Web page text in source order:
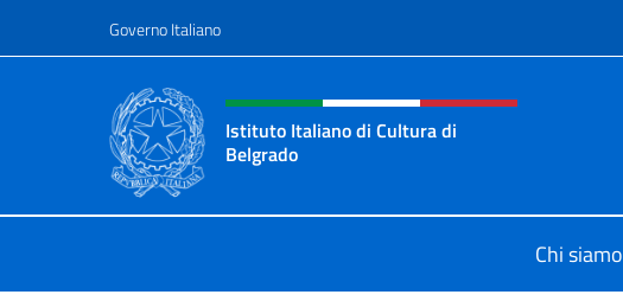
Governo Italiano
Intestazione sito, social e menù
Istituto Italiano di Cultura di
Belgrado
Chi siamo